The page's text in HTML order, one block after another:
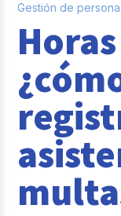
Sistema
Entrevistas
Buk
Casos de
Tendencias
Gestión de